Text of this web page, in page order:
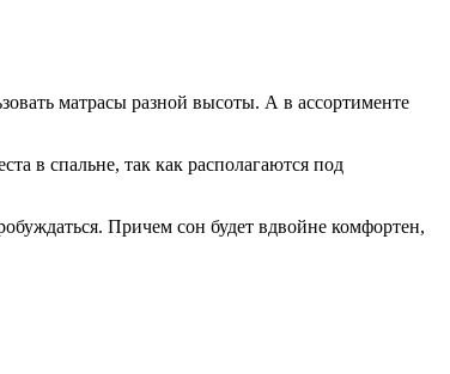
матрасы разной высоты. А в ассортименте
в спальне, так как располагаются под
Причем сон будет вдвойне комфортен,